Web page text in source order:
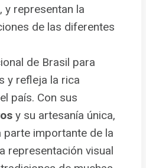
, y representan la
de las diferentes
de Brasil para
y refleja la rica
país. Con sus
y su artesanía única,
importante de la
representación visual